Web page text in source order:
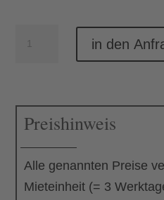
in den
Preishinweis
Alle genannten Preise
Mieteinheit (= 3